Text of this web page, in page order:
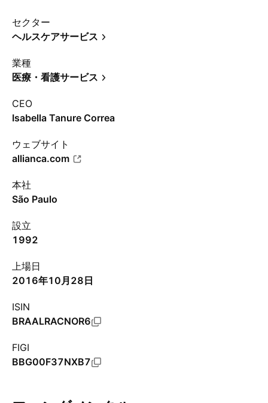
セクター
ヘルスケアサービス
業種
医療・看護サービス
CEO
Isabella Tanure Correa
ウェブサイト
allianca.com
本社
São Paulo
設立
1992
上場日
2016年10月28日
ISIN
BRAALRACNOR6
FIGI
BBG00F37NXB7